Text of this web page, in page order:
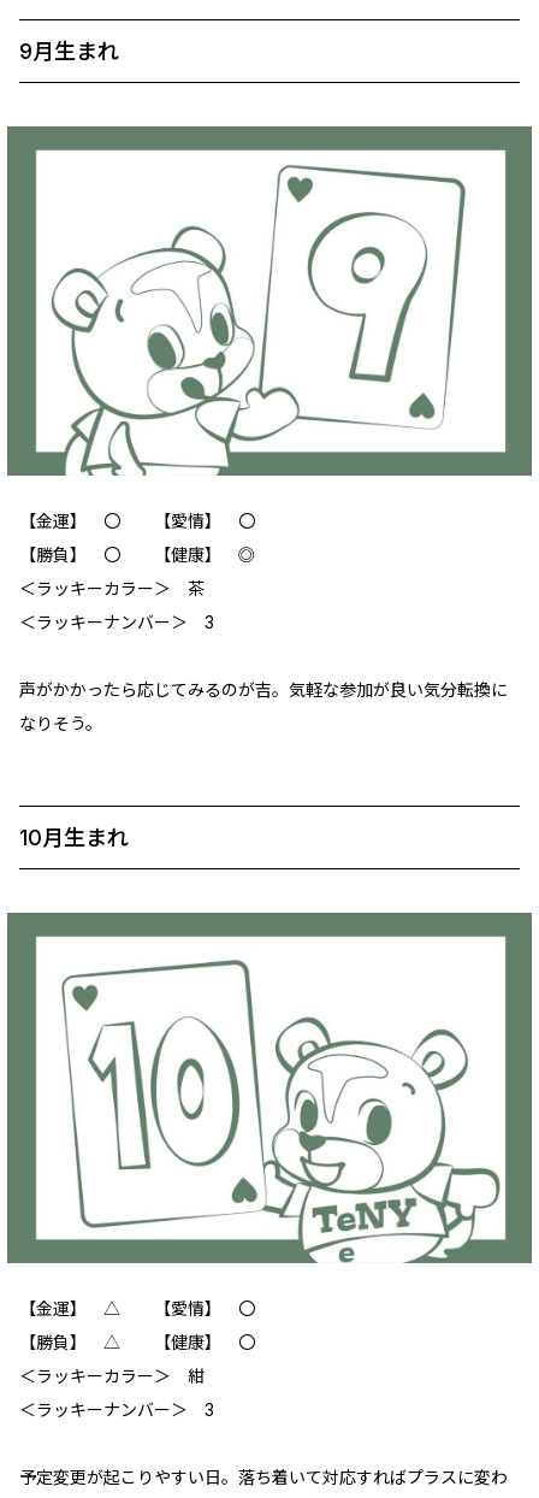
9月生まれ
【金運】 〇 【愛情】 〇
【勝負】 〇 【健康】 ◎
＜ラッキーカラー＞ 茶
＜ラッキーナンバー＞ 3
声がかかったら応じてみるのが吉。気軽な参加が良い気分転換に
なりそう。
10月生まれ
【金運】 △ 【愛情】 〇
【勝負】 △ 【健康】 〇
＜ラッキーカラー＞ 紺
＜ラッキーナンバー＞ 3
予定変更が起こりやすい日。落ち着いて対応すればプラスに変わ